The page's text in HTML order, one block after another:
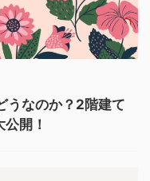
うなのか？2階建て
開！